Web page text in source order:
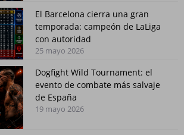
El Barcelona cierra una gran
temporada: campeón de LaLiga
con autoridad
25 mayo 2026
Dogfight Wild Tournament: el
evento de combate más salvaje
de España
19 mayo 2026